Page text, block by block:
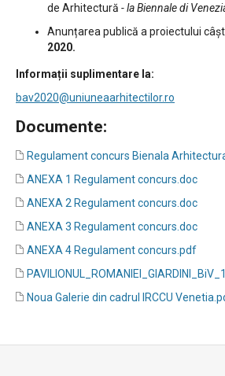
de Arhitectură - la Biennale di
Anunțarea publică a proiectului
2020.
Informații suplimentare la:
bav2020@uniuneaarhitectilor.ro
Documente:
Regulament concurs Bienala
ANEXA 1 Regulament concurs.doc
ANEXA 2 Regulament concurs.doc
ANEXA 3 Regulament concurs.doc
ANEXA 4 Regulament concurs.pdf
Noua Galerie din cadrul IRCCU